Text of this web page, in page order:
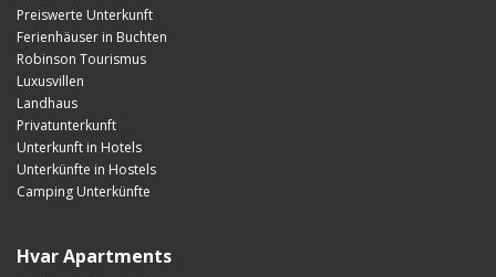
Preiswerte Unterkunft
Ferienhäuser in Buchten
Robinson Tourismus
Luxusvillen
Landhaus
Privatunterkunft
Unterkunft in Hotels
Unterkünfte in Hostels
Camping Unterkünfte
Hvar Apartments